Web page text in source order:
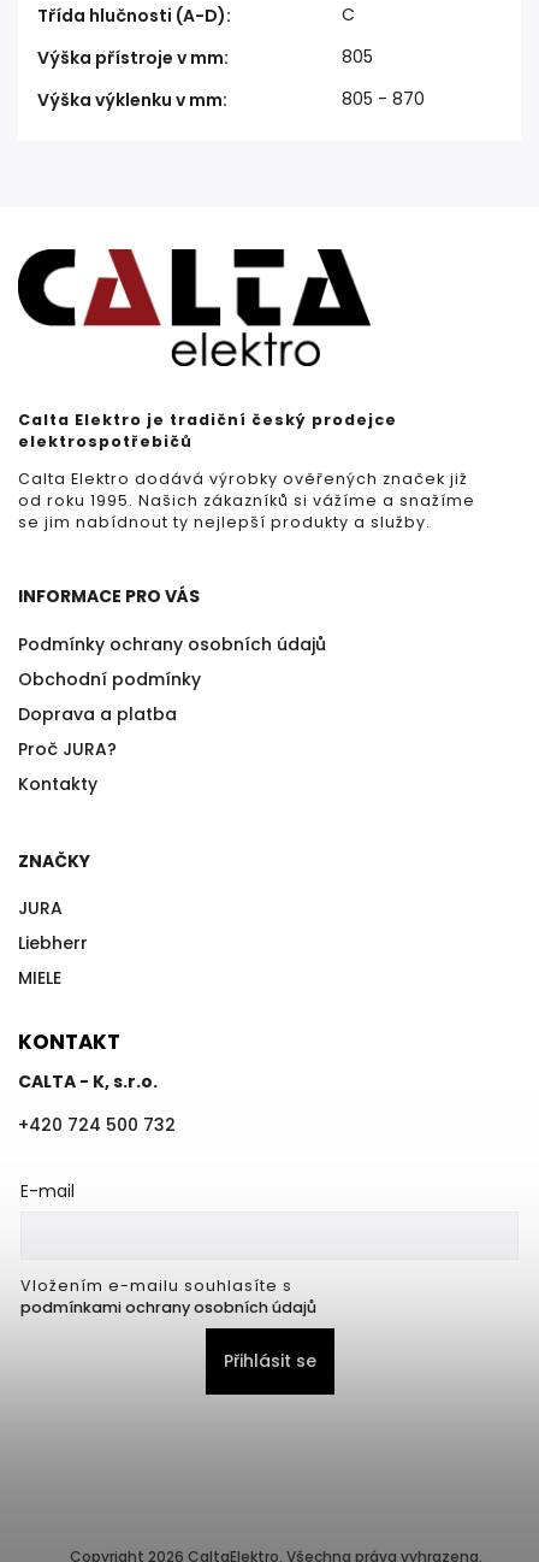
Třída hlučnosti (A-D):
C
Výška přístroje v mm:
805
Výška výklenku v mm: 805 - 870
Calta Elektro je tradiční český prodejce
elektrospotřebičů
Calta Elektro dodává výrobky ověřených značek již
od roku 1995. Našich zákazníků si vážíme a snažíme
se jim nabídnout ty nejlepší produkty a služby.
INFORMACE PRO VÁS
Podmínky ochrany osobních údajů
Obchodní podmínky
Doprava a platba
Proč JURA?
Kontakty
ZNAČKY
JURA
Liebherr
MIELE
KONTAKT
CALTA - K, s.r.o.
+420 724 500 732
E-mail
Vložením e-mailu souhlasíte s
podmínkami ochrany osobních údajů
Přihlásit se
Copyright 2026 CaltaElektro. Všechna práva vyhrazena.